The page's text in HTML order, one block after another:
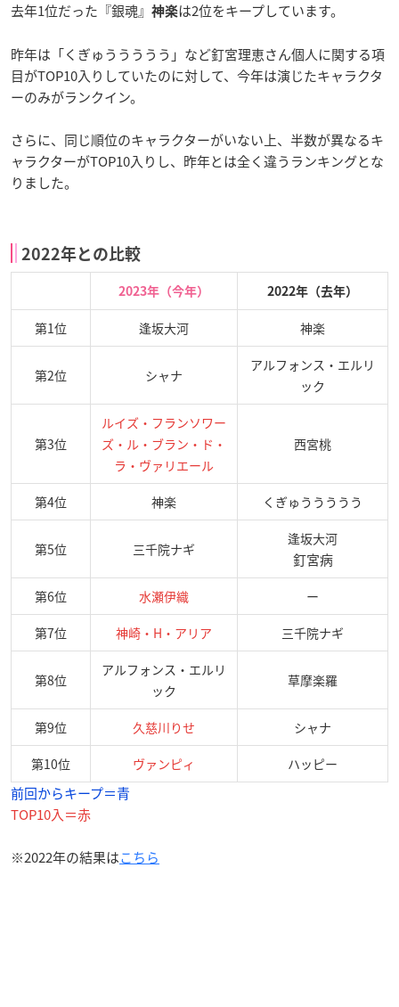
去年1位だった『銀魂』 神楽は2位をキープしています。
昨年は「くぎゅううううう」など釘宮理恵さん個人に関する項
目がTOP10入りしていたのに対して、今年は演じたキャラクタ
ーのみがランクイン。
さらに、同じ順位のキャラクターがいない上、半数が異なるキ
ャラクターがTOP10入りし、昨年とは全く違うランキングとな
りました。
2022年との比較
2023年（今年） 2022年（去年）
第1位 逢坂大河 神楽
第2位 シャナ
アルフォンス・エルリ
ック
第3位
ルイズ・フランソワー
ズ・ル・ブラン・ド・
ラ・ヴァリエール
西宮桃
第4位 神楽 くぎゅううううう
第5位 三千院ナギ
逢坂大河
釘宮病
第6位 水瀬伊織 ー
第7位 神崎・H・アリア 三千院ナギ
第8位
アルフォンス・エルリ
ック
草摩楽羅
第9位 久慈川りせ シャナ
第10位 ヴァンピィ ハッピー
前回からキープ＝青
TOP10入＝赤
※2022年の結果はこちら